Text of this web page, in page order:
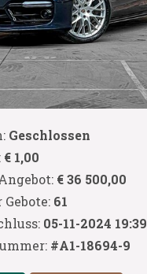
Geschlossen
€ 1,00
€ 36 500,00
61
05-11-2024 19:39
#A1-18694-9